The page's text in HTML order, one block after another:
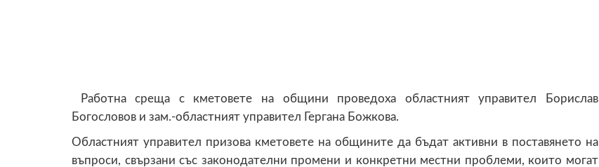
Работна среща с кметовете на общини проведоха областният управител Борислав
Богословов и зам.-областният управител Гергана Божкова.
Областният управител призова кметовете на общините да бъдат активни в поставянето на
въпроси, свързани със законодателни промени и конкретни местни проблеми, които могат